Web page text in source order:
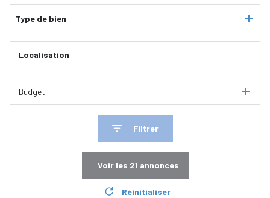
Type de bien
Budget
Filtrer
Voir les 21 annonces
Réinitialiser